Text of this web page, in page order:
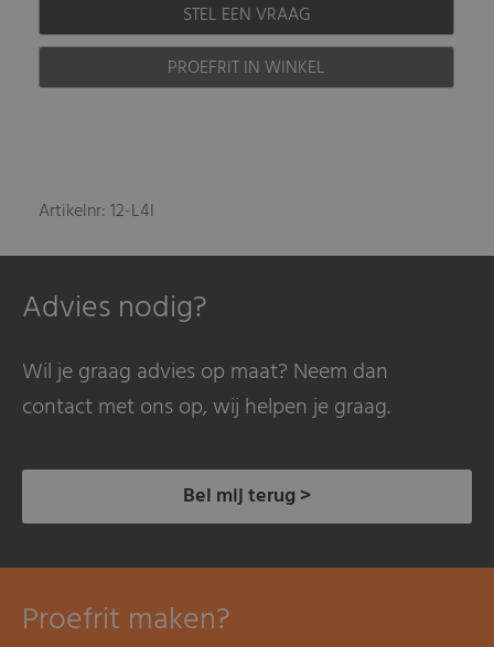
STEL EEN VRAAG
PROEFRIT IN WINKEL
Artikelnr: 12-L4I
Advies nodig?
Wil je graag advies op maat? Neem dan
contact met ons op, wij helpen je graag.
Bel mij terug >
Proefrit maken?